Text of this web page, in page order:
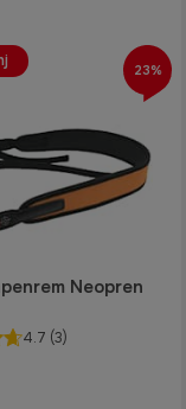
Neopren
4.7 (3)
23%